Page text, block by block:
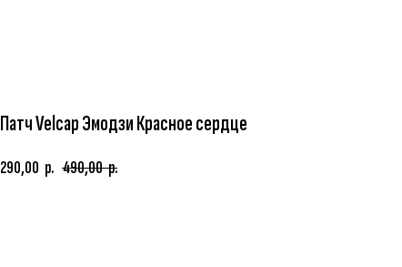
Патч Velcap Эмодзи Красное сердце
290,00 р. 490,00 р.